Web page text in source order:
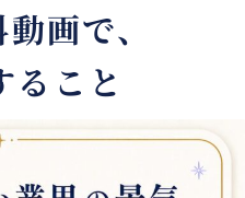
画で、
ること